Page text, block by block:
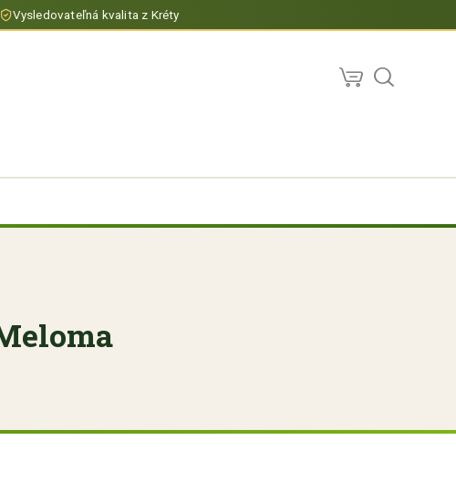
Vysledovateľná kvalita z Kréty